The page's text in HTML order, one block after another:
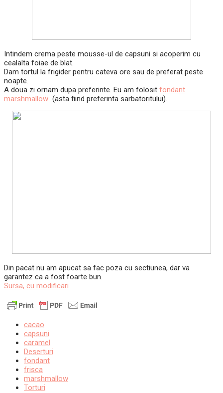
Intindem crema peste mousse-ul de capsuni si acoperim cu
cealalta foiae de blat.
Dam tortul la frigider pentru cateva ore sau de preferat peste
noapte.
A doua zi ornam dupa preferinte. Eu am folosit fondant
marshmallow (asta fiind preferinta sarbatoritului).
Din pacat nu am apucat sa fac poza cu sectiunea, dar va
garantez ca a fost foarte bun.
Sursa, cu modificari
cacao
capsuni
caramel
Deserturi
fondant
frisca
marshmallow
Torturi